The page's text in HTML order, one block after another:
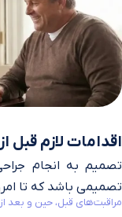
اقدامات لازم
تصمیم به انجام
تصمیمی باشد که تا
مراقبت‌های قبل، حین و بعد